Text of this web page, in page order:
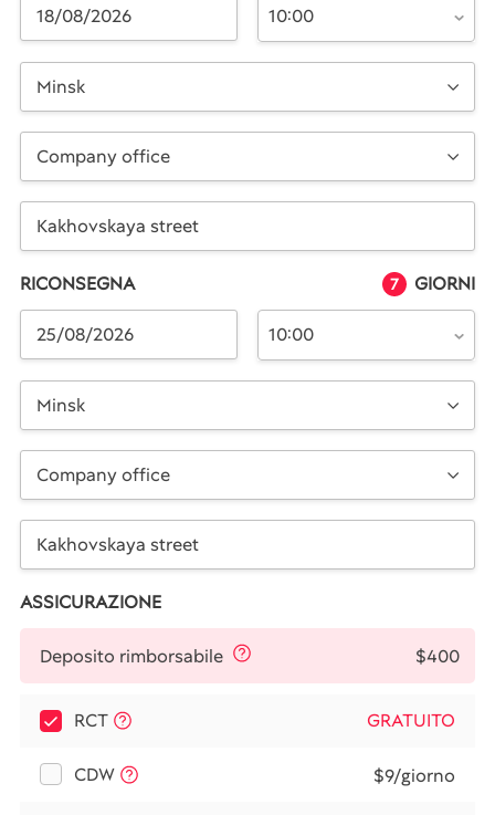
10:00
Minsk
Company office
RICONSEGNA 7 GIORNI
10:00
Minsk
Company office
ASSICURAZIONE
Deposito rimborsabile $400
RCT GRATUITO
CDW $9/giorno